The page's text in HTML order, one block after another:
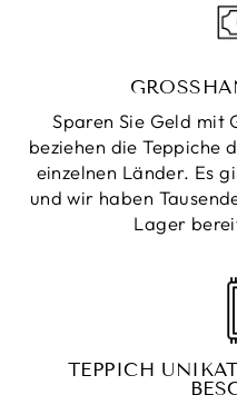
Sparen Sie Geld mit
beziehen die Teppiche
einzelnen Länder. Es
und wir haben
Lager
TEPPICH